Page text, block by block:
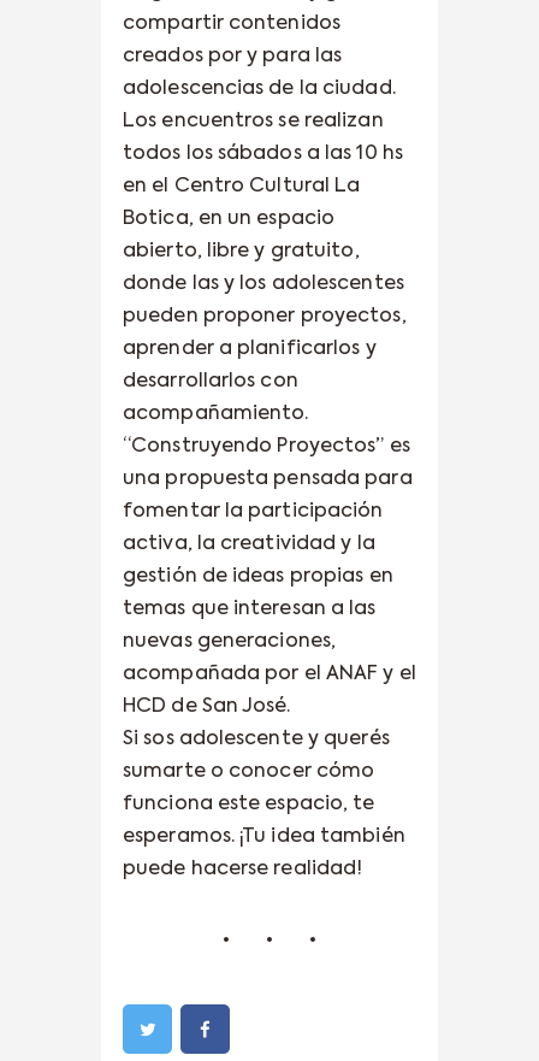
compartir contenidos
creados por y para las
adolescencias de la ciudad.
Los encuentros se realizan
todos los sábados a las 10 hs
en el Centro Cultural La
Botica, en un espacio
abierto, libre y gratuito,
donde las y los adolescentes
pueden proponer proyectos,
aprender a planificarlos y
desarrollarlos con
acompañamiento.
“Construyendo Proyectos” es
una propuesta pensada para
fomentar la participación
activa, la creatividad y la
gestión de ideas propias en
temas que interesan a las
nuevas generaciones,
acompañada por el ANAF y el
HCD de San José.
Si sos adolescente y querés
sumarte o conocer cómo
funciona este espacio, te
esperamos. ¡Tu idea también
puede hacerse realidad!